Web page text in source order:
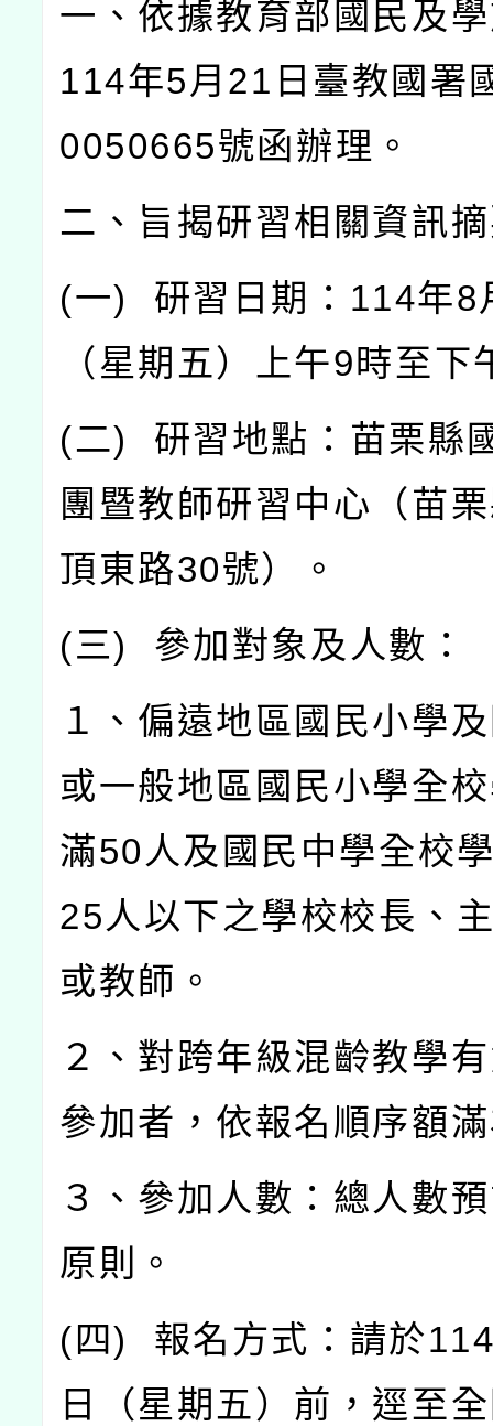
一、依據教育部國民及
114年5月 21 日臺教國署
0050665號函辦理。
二、旨揭研習相關資訊
(一) 研習日期： 114年8
（星期五）上午9時至下
(二) 研習地點：苗栗縣
團暨教師研習中心（苗
頂東路30號）。
(三) 參加對象及人數：
１、偏遠地區國民小學
或一般地區國民小學全
滿50 人及國民中學全校
25人以下之學校校長、
或教師。
２、對跨年級混齡教學
參加者，依報名順序額
３、參加人數：總人數
原則。
( 四) 報名方式：請於
日（星期五）前，逕至